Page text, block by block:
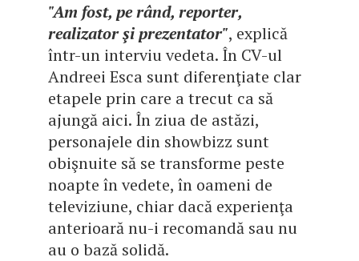
"Am fost, pe rând, reporter,
realizator şi prezentator", explică
într-un interviu vedeta. În CV-ul
Andreei Esca sunt diferenţiate clar
etapele prin care a trecut ca să
ajungă aici. În ziua de astăzi,
personajele din showbizz sunt
obişnuite să se transforme peste
noapte în vedete, în oameni de
televiziune, chiar dacă experienţa
anterioară nu-i recomandă sau nu
au o bază solidă.